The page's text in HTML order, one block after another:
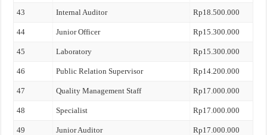
43 Internal Auditor Rp18.500.000
44 Junior Officer Rp15.300.000
45 Laboratory Rp15.300.000
46 Public Relation Supervisor Rp14.200.000
47 Quality Management Staff Rp17.000.000
48 Specialist Rp17.000.000
49 Junior Auditor Rp17.000.000